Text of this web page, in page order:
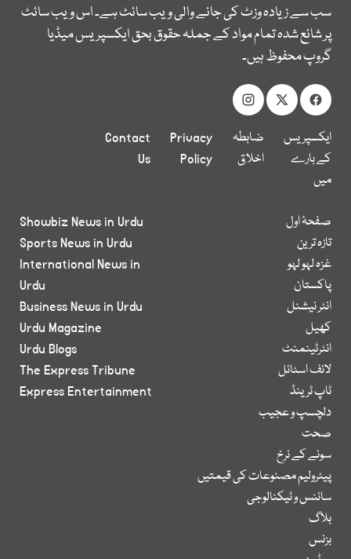
سب سے زیادہ وزٹ کی جانے والی ویب سائٹ ہے۔ اس ویب سائٹ
پر شائع شدہ تمام مواد کے جملہ حقوق بحق ایکسپریس میڈیا
گروپ محفوظ ہیں۔
ایکسپریس
کے بارے
میں
ضابطہ
اخلاق
Privacy
Policy
Contact
Us
صفحۂ اول
تازہ ترین
غزہ لہو لہو
پاکستان
انٹر نیشنل
کھیل
انٹرٹینمنٹ
لائف اسٹائل
ٹاپ ٹرینڈ
دلچسپ و عجیب
صحت
سونے کے نرخ
پیٹرولیم مصنوعات کی قیمتیں
سائنس و ٹیکنالوجی
بلاگ
بزنس
Showbiz News in Urdu
Sports News in Urdu
International News in
Urdu
Business News in Urdu
Urdu Magazine
Urdu Blogs
The Express Tribune
Express Entertainment